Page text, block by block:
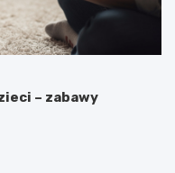
– zabawy